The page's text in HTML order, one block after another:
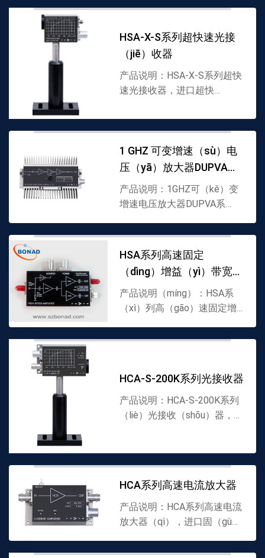
103至1011V/W▪运行范围从
（pǔ）范围（wéi）从190至
1700nm▪噪（zào）声...
HSA-X-S系列超快速光接
（jiē）收器
产品说明：HSA-X-S系列超快
速光接收器，进口超快
硅和（hé）砷化铟镓光电二极
管▪波长范围从320到1700nm▪
带宽（kuān）从（cóng）10
kHz到2 GHz▪最...
1 GHZ 可变增速（sù）电
压（yā）放大器DUPVA系
列
产品说明：1GHZ可（kě）变
增速电压放大器DUPVA系
可切换增益10dB接近至
（zhì）70dB▪带宽从1kHz 至
1.2GHz▪带（dài）宽不依赖于
增速调整(...
HSA系列高速固定
（dìng）增益（yì）带宽放
大（dà）器（qì）
产品说明（míng）：HSA系
（xì）列高（gāo）速固定增
达2GHz▪增益达60 dB(50，
的...
HCA-S-200K系列光接收器
产品说明：HCA-S-200K系列
（liè）光接收（shōu）器，进
HCA系列高速电流放大器
产品说明：HCA系列高速电流
放大器（qì），进口固（gù）
器▪最小输入（rù）噪声270